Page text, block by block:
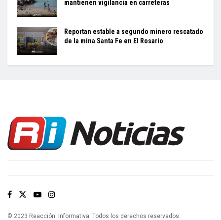
mantienen vigilancia en carreteras
Reportan estable a segundo minero rescatado
de la mina Santa Fe en El Rosario
© 2023 Reacción Informativa. Todos los derechos reservados.